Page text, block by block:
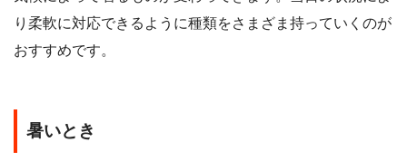
り柔軟に対応できるように種類をさまざま持っていくのが
おすすめです。
暑いとき